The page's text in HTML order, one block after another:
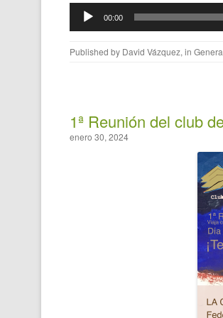
Reproductor
00:00
Published by David Vázquez, in
1ª Reunión del club
enero 30, 2024